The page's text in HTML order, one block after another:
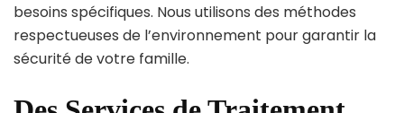
besoins spécifiques. Nous utilisons des méthodes
respectueuses de l’environnement pour garantir la
sécurité de votre famille.